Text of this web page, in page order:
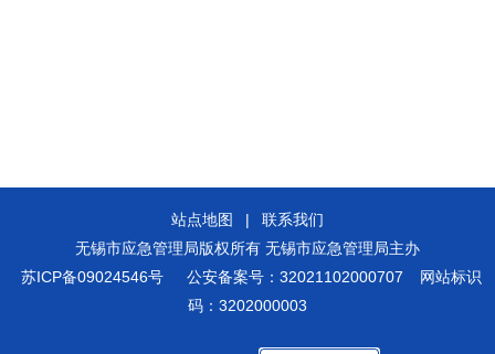
站点地图 |
联系我们
无锡市应急管理局版权所有 无锡市应急管理局主办
苏ICP备09024546号
公安备案号：32021102000707
网站标识
码：3202000003